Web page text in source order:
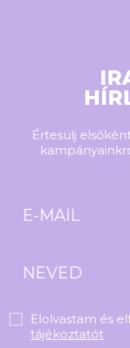
Értesülj
Elolvastam és
tájékoztatót